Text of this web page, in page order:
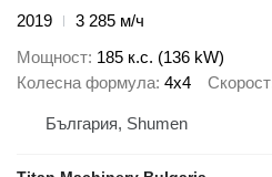
2019
3 285 м/ч
Мощност 185 к.с. (136 kW)
Колесна формула 4x4 Скорост
България, Shumen